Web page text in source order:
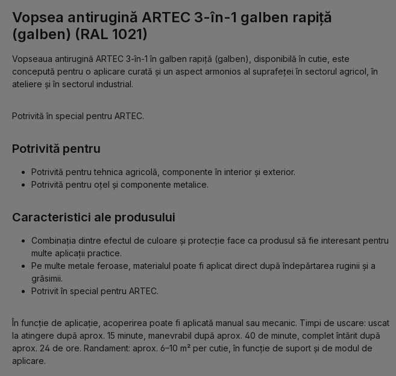
Vopsea antirugină ARTEC 3-în-1 galben rapiță
(galben) (RAL 1021)
Vopseaua antirugină ARTEC 3-în-1 în galben rapiță (galben), disponibilă în cutie, este
concepută pentru o aplicare curată și un aspect armonios al suprafeței în sectorul agricol, în
ateliere și în sectorul industrial.
Potrivită în special pentru ARTEC.
Potrivită pentru
Potrivită pentru tehnica agricolă, componente în interior și exterior.
Potrivită pentru oțel și componente metalice.
Caracteristici ale produsului
Combinația dintre efectul de culoare și protecție face ca produsul să fie interesant pentru
multe aplicații practice.
Pe multe metale feroase, materialul poate fi aplicat direct după îndepărtarea ruginii și a
grăsimii.
Potrivit în special pentru ARTEC.
În funcție de aplicație, acoperirea poate fi aplicată manual sau mecanic. Timpi de uscare: uscat
la atingere după aprox. 15 minute, manevrabil după aprox. 40 de minute, complet întărit după
aprox. 24 de ore. Randament: aprox. 6–10 m² per cutie, în funcție de suport și de modul de
aplicare.